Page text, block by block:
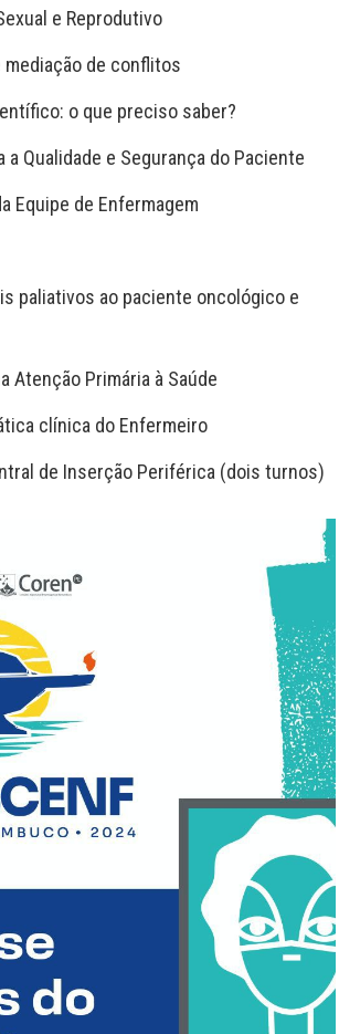
e Reprodutivo
de conflitos
o que preciso saber?
Qualidade e Segurança do Paciente
Equipe de Enfermagem
paliativos ao paciente oncológico e
Primária à Saúde
clínica do Enfermeiro
de Inserção Periférica (dois turnos)